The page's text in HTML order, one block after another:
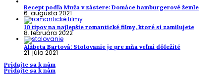
Recept podľa Muža v zástere: Domáce hamburgerové žemle
6. augusta 2021
10 tipov na najlepšie romantické filmy, ktoré si zamilujete
8. februára 2022
Alžbeta Bartová: Stolovanie je pre mňa veľmi dôležité
21. júla 2021
Pridajte sa k nám
Pridajte sa k nám